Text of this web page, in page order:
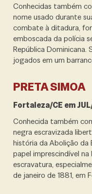
Conhecidas também
nome usado durante
combate à ditadura,
emboscada da polícia
República
jogados em um
PRETA SIMOA
Fortaleza/CE em
Conhecida também
negra escravizada
história da Abolição da
papel imprescindível
escravatura,
de janeiro de 1881, em